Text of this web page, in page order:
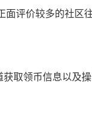
评价较多的社区
取领币信息以及